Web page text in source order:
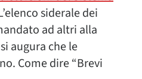
siderale dei
ad altri alla
augura che le
Come dire “Brevi